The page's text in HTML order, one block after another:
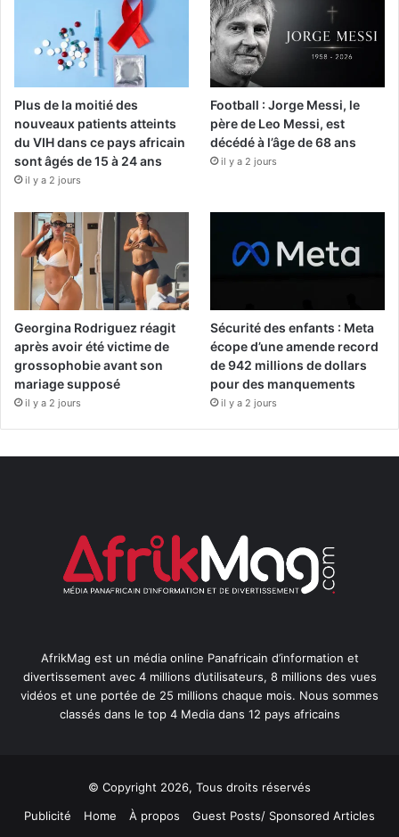
Plus de la moitié des
nouveaux patients atteints
du VIH dans ce pays africain
sont âgés de 15 à 24 ans
il y a 2 jours
Football : Jorge Messi, le
père de Leo Messi, est
décédé à l’âge de 68 ans
il y a 2 jours
Georgina Rodriguez réagit
après avoir été victime de
grossophobie avant son
mariage supposé
il y a 2 jours
Sécurité des enfants : Meta
écope d’une amende record
de 942 millions de dollars
pour des manquements
il y a 2 jours
AfrikMag est un média online Panafricain d’information et
divertissement avec 4 millions d’utilisateurs, 8 millions des vues
vidéos et une portée de 25 millions chaque mois. Nous sommes
classés dans le top 4 Media dans 12 pays africains
© Copyright 2026, Tous droits réservés
Publicité
Home À propos
Guest Posts/ Sponsored Articles